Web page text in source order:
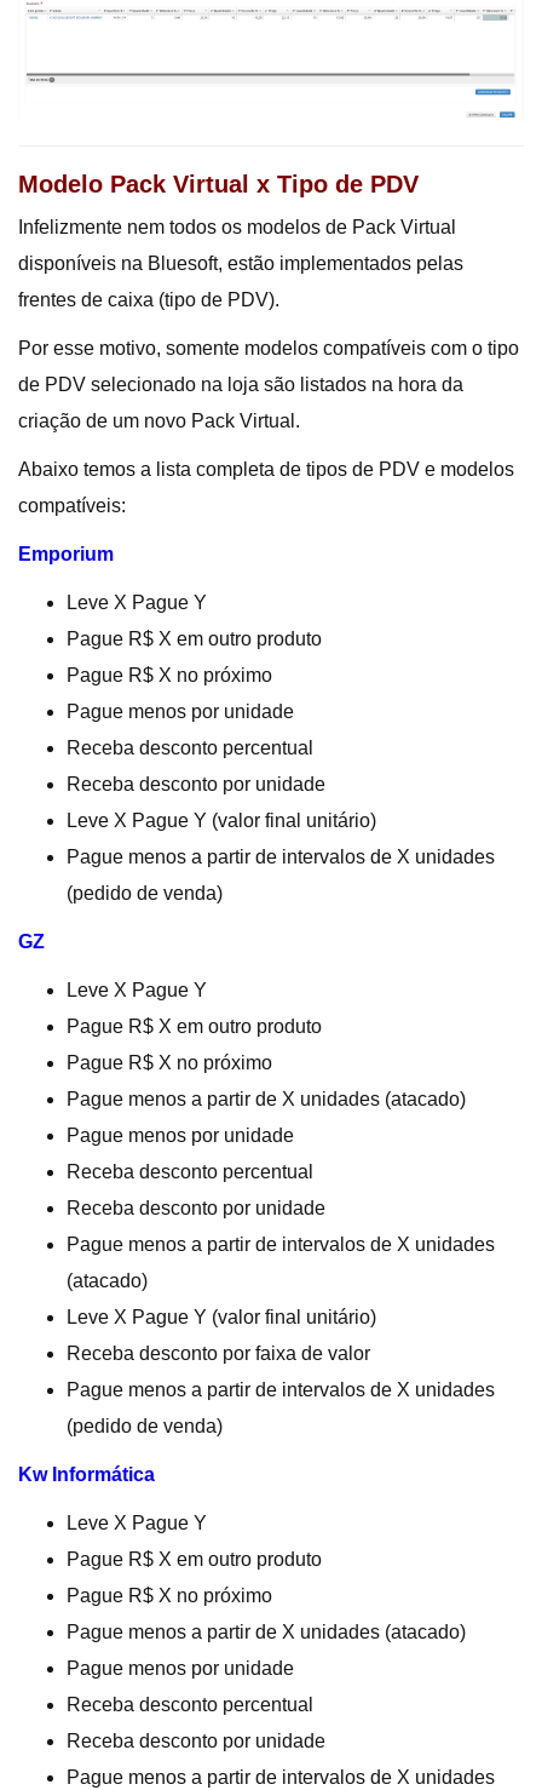
Modelo Pack Virtual x Tipo de PDV
Infelizmente nem todos os modelos de Pack Virtual
disponíveis na Bluesoft, estão implementados pelas
frentes de caixa (tipo de PDV).
Por esse motivo, somente modelos compatíveis com o tipo
de PDV selecionado na loja são listados na hora da
criação de um novo Pack Virtual.
Abaixo temos a lista completa de tipos de PDV e modelos
compatíveis:
Emporium
Leve X Pague Y
Pague R$ X em outro produto
Pague R$ X no próximo
Pague menos por unidade
Receba desconto percentual
Receba desconto por unidade
Leve X Pague Y (valor final unitário)
Pague menos a partir de intervalos de X unidades
(pedido de venda)
GZ
Leve X Pague Y
Pague R$ X em outro produto
Pague R$ X no próximo
Pague menos a partir de X unidades (atacado)
Pague menos por unidade
Receba desconto percentual
Receba desconto por unidade
Pague menos a partir de intervalos de X unidades
(atacado)
Leve X Pague Y (valor final unitário)
Receba desconto por faixa de valor
Pague menos a partir de intervalos de X unidades
(pedido de venda)
Kw Informática
Leve X Pague Y
Pague R$ X em outro produto
Pague R$ X no próximo
Pague menos a partir de X unidades (atacado)
Pague menos por unidade
Receba desconto percentual
Receba desconto por unidade
Pague menos a partir de intervalos de X unidades